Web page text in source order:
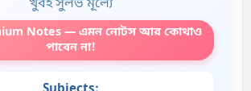
খুবই সুলভ মূল্যে
Notes — এমন নোটস আর কোথাও
পাবেন না!